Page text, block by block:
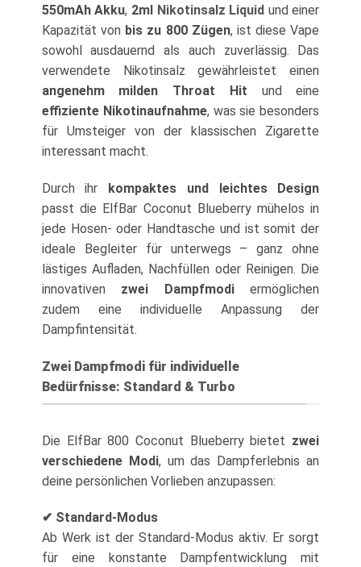
550mAh Akku, 2ml Nikotinsalz Liquid und einer
Kapazität von bis zu 800 Zügen, ist diese Vape
sowohl ausdauernd als auch zuverlässig. Das
verwendete Nikotinsalz gewährleistet einen
angenehm milden Throat Hit und eine
effiziente Nikotinaufnahme, was sie besonders
für Umsteiger von der klassischen Zigarette
interessant macht.
Durch ihr
kompaktes und leichtes Design
passt die ElfBar Coconut Blueberry mühelos in
jede Hosen- oder Handtasche und ist somit der
ideale Begleiter für unterwegs – ganz ohne
lästiges Aufladen, Nachfüllen oder Reinigen. Die
innovativen zwei Dampfmodiermöglichen
zudem eine individuelle Anpassung der
Dampfintensität.
Zwei Dampfmodi für individuelle
Bedürfnisse: Standard & Turbo
Die ElfBar 800 Coconut Blueberry bietet zwei
verschiedene Modi, um das Dampferlebnis an
deine persönlichen Vorlieben anzupassen:
✔ Standard-Modus
Ab Werk ist der Standard-Modus aktiv. Er sorgt
für eine konstante Dampfentwicklung mit